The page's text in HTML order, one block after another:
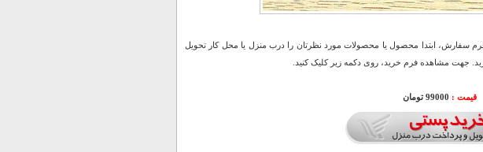
سفارش، ابتدا محصول یا محصولات مورد نظرتان را درب منزل یا محل کار تحویل
جهت مشاهده فرم خرید، روی دکمه زیر کلیک کنید.
قیمت : 99000 تومان